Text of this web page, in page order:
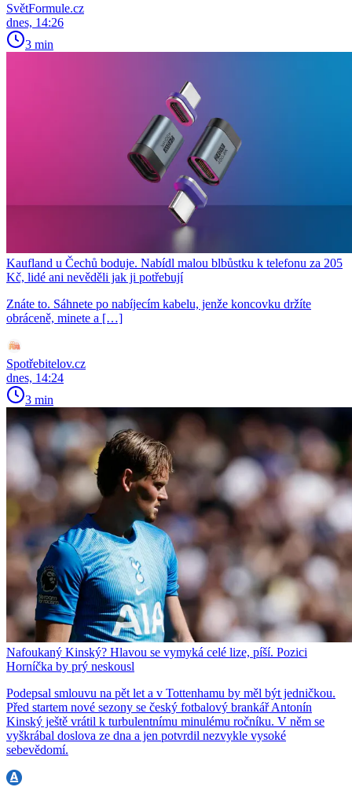
SvětFormule.cz
dnes, 14:26
3 min
Kaufland u Čechů boduje. Nabídl malou blbůstku k telefonu za 205
Kč, lidé ani nevěděli jak ji potřebují
Znáte to. Sáhnete po nabíjecím kabelu, jenže koncovku držíte
obráceně, minete a […]
Spotřebitelov.cz
dnes, 14:24
3 min
Nafoukaný Kinský? Hlavou se vymyká celé lize, píší. Pozici
Horníčka by prý neskousl
Podepsal smlouvu na pět let a v Tottenhamu by měl být jedničkou.
Před startem nové sezony se český fotbalový brankář Antonín
Kinský ještě vrátil k turbulentnímu minulému ročníku. V něm se
vyškrábal doslova ze dna a jen potvrdil nezvykle vysoké
sebevědomí.